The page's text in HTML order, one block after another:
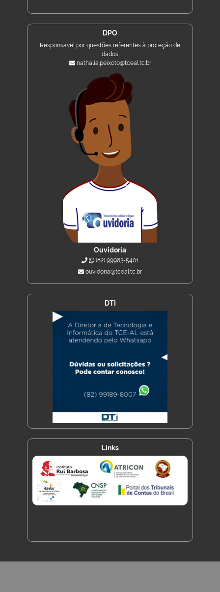
DPO
Responsável por questões referentes à proteção de
dados
nathalia.peixoto@tceal.tc.br
Ouvidoria
(82) 99983-5401
ouvidoria@tceal.tc.br
DTI
Links